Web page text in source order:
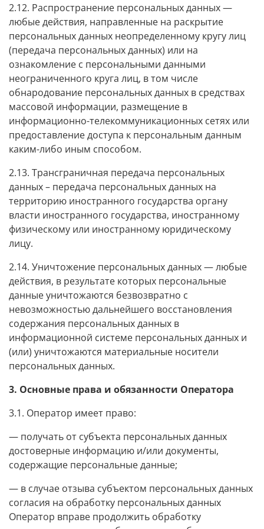
2.12. Распространение персональных данных —
любые действия, направленные на раскрытие
персональных данных неопределенному кругу лиц
(передача персональных данных) или на
ознакомление с персональными данными
неограниченного круга лиц, в том числе
обнародование персональных данных в средствах
массовой информации, размещение в
информационно-телекоммуникационных сетях или
предоставление доступа к персональным данным
каким-либо иным способом.
2.13. Трансграничная передача персональных
данных – передача персональных данных на
территорию иностранного государства органу
власти иностранного государства, иностранному
физическому или иностранному юридическому
лицу.
2.14. Уничтожение персональных данных — любые
действия, в результате которых персональные
данные уничтожаются безвозвратно с
невозможностью дальнейшего восстановления
содержания персональных данных в
информационной системе персональных данных и
(или) уничтожаются материальные носители
персональных данных.
3. Основные права и обязанности Оператора
3.1. Оператор имеет право:
— получать от субъекта персональных данных
достоверные информацию и/или документы,
содержащие персональные данные;
— в случае отзыва субъектом персональных данных
согласия на обработку персональных данных
Оператор вправе продолжить обработку